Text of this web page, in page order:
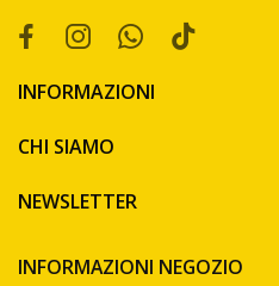
INFORMAZIONI
CHI SIAMO
NEWSLETTER
INFORMAZIONI NEGOZIO